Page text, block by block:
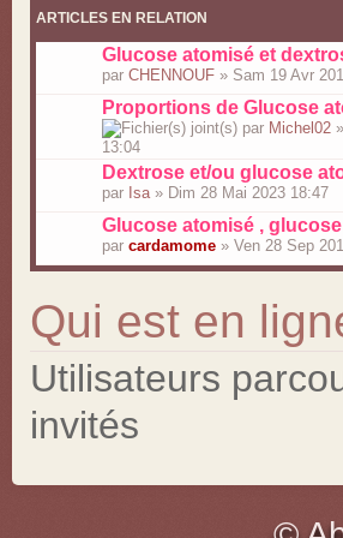
ARTICLES EN RELATION
Glucose atomisé et
par CHENNOUF » Sam 19 Avr
Proportions de Glucose
par Michel02
13:04
Dextrose et/ou glucose
par Isa » Dim 28 Mai 2023 18:47
Glucose atomisé ,
par cardamome » Ven 28 Sep
Qui est en
Utilisateurs
invités